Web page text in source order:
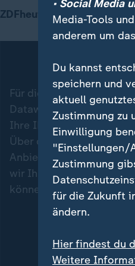
Hier warnt der DWD vor
ZDFheute Infografik
Ein
Für die Darstellung von
Datawrapper. Erst wenn
Ihre IP-Adresse wird
Über den Datenschutz
Anbieters informieren.
wir Ihre Zustimmung in
können Sie im Bereich
• Social Media
Media-Tools
anderem um
Du kannst
speichern und
aktuell
Zustimmung zu
Einwilligung
"Einstellungen/
Zustimmung
für die Zukunft
ändern.
Hier findest du
Weitere